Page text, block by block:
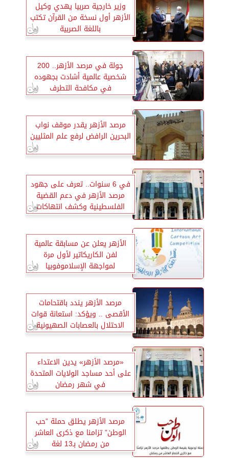
وزير خارجية صربيا يهدي وكيل
الأزهر أول نسخة من القرآن تكتب
باللغة الصربية
‏جولة في مرصد الأزهر.. ‏200
شخصية عالمية ‏أشادت بجهوده
في ‏مكافحة التطرف
مرصد الأزهر يقدر موقف نواب
البحرين الرافض لرفع علم المثليين
في 6 سنوات.. تعرف على جهود
مرصد الأزهر في دعم القضية
الفلسطينية وكشف انتهاكات
الاحتلال
الأزهر يعلن عن مسابقة عالمية
لفن الكاريكاتير لأول مرة
لمواجهة الإسلاموفوبيا
مرصد الأزهر يندد باقتحامات
الأقصى .. ويؤكد: استعانة قوات
الاحتلال بالعصابات الصهيونية
هدفه تغيير الواقع الديمغرافي
«مرصد الأزهر» يدين الاعتداء
على أحد مساجد الولايات المتحدة
في شهر رمضان
مرصد الأزهر يطلق حملة ”حب
الوطن” تزامنا مع ذكرى العاشر
من رمضان بـ13 لغة